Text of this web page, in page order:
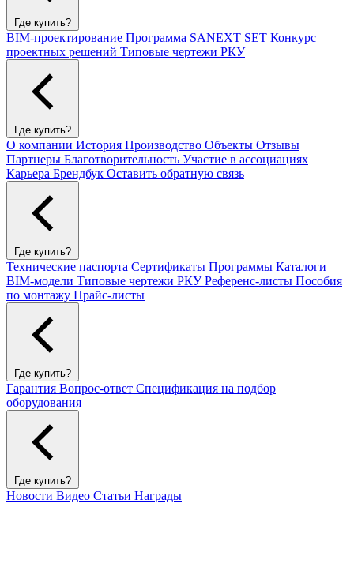
Где купить?
BIM-проектирование Программа SANEXT SET Конкурс
проектных решений Типовые чертежи РКУ
Где купить?
О компании История Производство Объекты Отзывы
Партнеры Благотворительность Участие в ассоциациях
Карьера Брендбук Оставить обратную связь
Где купить?
Технические паспорта Сертификаты Программы Каталоги
BIM-модели Типовые чертежи РКУРеференс-листы Пособия
по монтажу Прайс-листы
Где купить?
Гарантия Вопрос-ответ Спецификация на подбор
оборудования
Где купить?
Новости Видео Статьи Награды